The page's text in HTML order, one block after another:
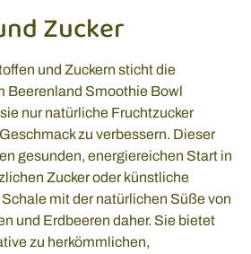
Zucker
und Zuckern sticht die
Beerenland Smoothie Bowl
nur natürliche Fruchtzucker
zu verbessern. Dieser
gesunden, energiereichen Start in
Zucker oder künstliche
mit der natürlichen Süße von
und Erdbeeren daher. Sie bietet
zu herkömmlichen,